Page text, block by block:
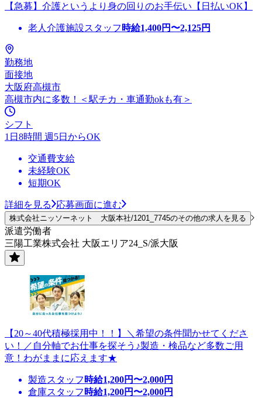
【急募】介護というより身の回りのお手伝い【日払いOK】
老人介護施設スタッフ 時給1,400円〜2,125円
勤務地
面接地
大阪府高槻市
高槻市内に多数！＜駅チカ・車通勤okも有＞
シフト
1日8時間 週5日からOK
交通費支給
未経験OK
短期OK
詳細を見る 応募画面に進む
株式会社ニッソーネット 大阪本社/1201_7745のその他の求人を見る
派遣労働者
三陽工業株式会社 大阪エリア24_S/派大阪
【20～40代積極採用中！！】＼希望の条件聞かせてくださ
い！／自分軸でお仕事を探そう♪製造・検品など多数ご用
意！わがままに応えます★
製造スタッフ 時給1,200円〜2,000円
倉庫スタッフ 時給1,200円〜2,000円